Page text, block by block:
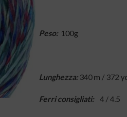
Peso: 100g
Lunghezza:340 m / 372
Ferri consigliati: 4 / 4.5